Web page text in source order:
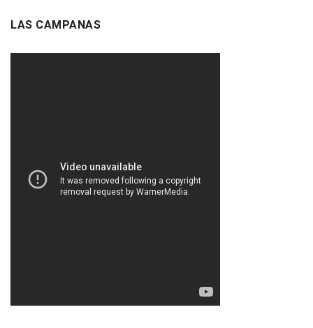
LAS CAMPANAS